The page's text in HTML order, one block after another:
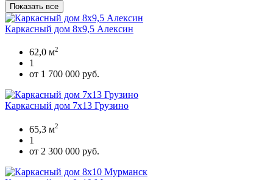
Показать все
Каркасный дом 8х9,5 Алексин
62,0 м2
1
от 1 700 000 руб.
Каркасный дом 7х13 Грузино
65,3 м2
1
от 2 300 000 руб.